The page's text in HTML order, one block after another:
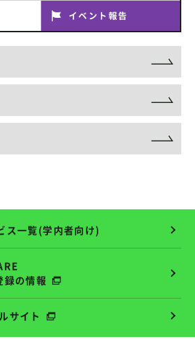
イベント報告
ス一覧(学内者向け)
録の情報
サイト